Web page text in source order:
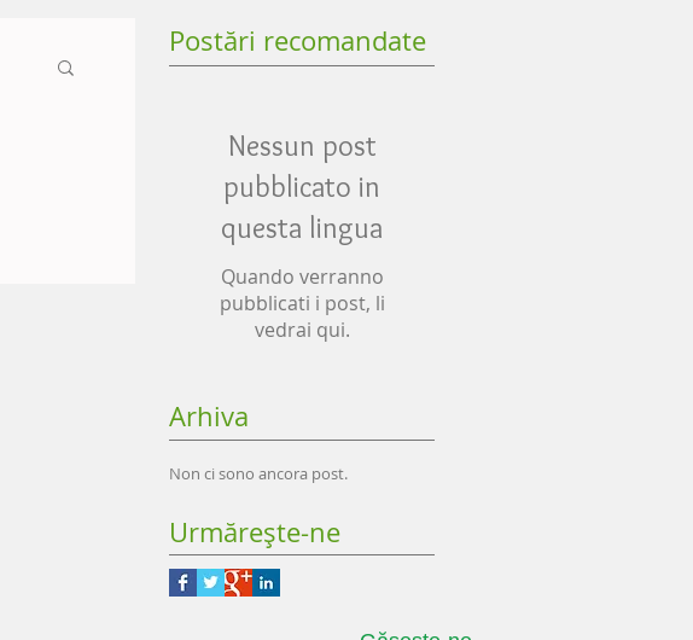
Postări recomandate
Nessun post
pubblicato in
questa lingua
Quando verranno
pubblicati i post, li
vedrai qui.
Arhiva
Non ci sono ancora post.
Urmăreşte-ne